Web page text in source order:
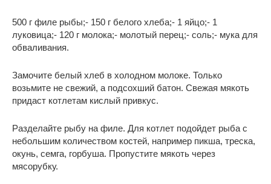
500 г филе рыбы;- 150 г белого хлеба;- 1 яйцо;- 1
луковица;- 120 г молока;- молотый перец;- соль;- мука для
обваливания.
Замочите белый хлеб в холодном молоке. Только
возьмите не свежий, а подсохший батон. Свежая мякоть
придаст котлетам кислый привкус.
Разделайте рыбу на филе. Для котлет подойдет рыба с
небольшим количеством костей, например пикша, треска,
окунь, семга, горбуша. Пропустите мякоть через
мясорубку.